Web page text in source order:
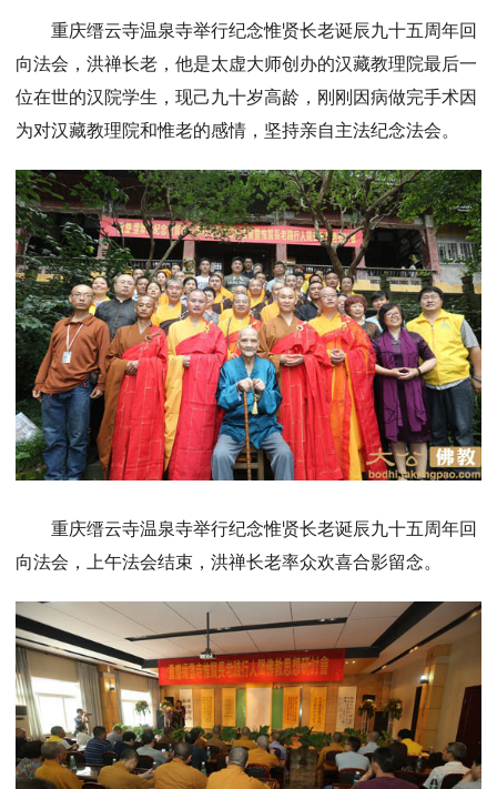
重庆缙云寺温泉寺举行纪念惟贤长老诞辰九十五周年回
向法会，洪禅长老，他是太虚大师创办的汉藏教理院最后一
位在世的汉院学生，现己九十岁高龄，刚刚因病做完手术因
为对汉藏教理院和惟老的感情，坚持亲自主法纪念法会。
重庆缙云寺温泉寺举行纪念惟贤长老诞辰九十五周年回
向法会，上午法会结束，洪禅长老率众欢喜合影留念。